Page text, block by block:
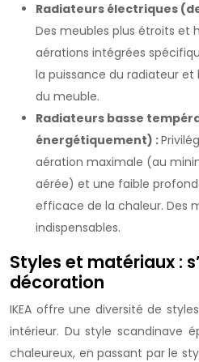
Radiateurs électriques
Des meubles plus étroits et
aérations intégrées
la puissance du radiateur
du meuble.
Radiateurs basse
énergétiquement) :
aération maximale (au
aérée) et une faible
efficace de la chaleur. Des
indispensables.
Styles et matériaux :
décoration
IKEA offre une diversité de
intérieur. Du style scandinave
chaleureux, en passant par le